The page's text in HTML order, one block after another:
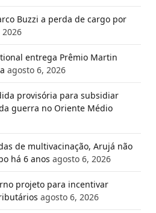
Buzzi a perda de cargo por
entrega Prêmio Martin
agosto 6, 2026
provisória para subsidiar
guerra no Oriente Médio
de multivacinação, Arujá não
há 6 anos agosto 6, 2026
projeto para incentivar
agosto 6, 2026